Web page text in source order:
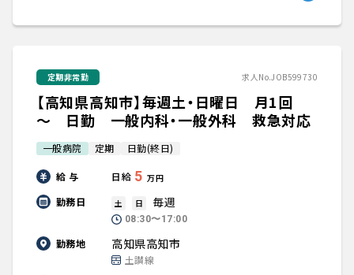
定期非常勤 求人No.JOB599730
【高知県高知市】毎週土・日曜日 月1回
～ 日勤 一般内科・一般外科 救急対応
一般病院 定期 日勤(終日)
給 与 日給 5 万円
勤務日 土 日 毎週
08:30〜17:00
勤務地 高知県高知市
土讃線